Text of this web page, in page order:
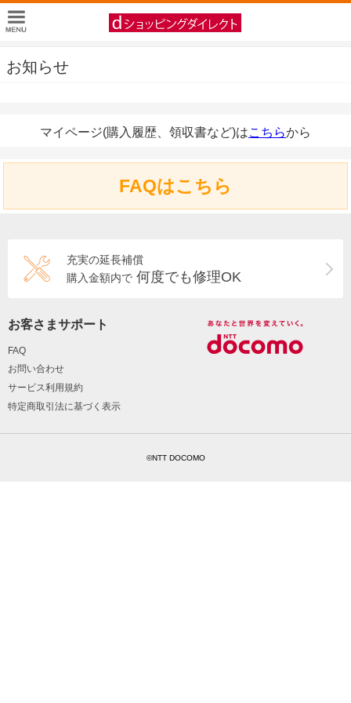
お知らせ
マイページ(購入履歴、領収書など)はこちらから
FAQはこちら
充実の延長補償
購入金額内で 何度でも修理OK
お客さまサポート
FAQ
お問い合わせ
サービス利用規約
特定商取引法に基づく表示
©NTT DOCOMO